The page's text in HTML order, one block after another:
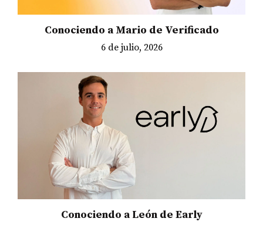
Conociendo a Mario de Verificado
6 de julio, 2026
Conociendo a León de Early